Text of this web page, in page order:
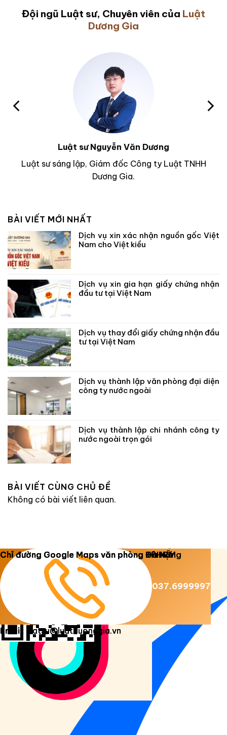
Đội ngũ Luật sư, Chuyên viên của Luật
Dương Gia
Luật sư Nguyễn Văn Dương
Luật sư sáng lập, Giám đốc Công ty Luật TNHH
Dương Gia.
BÀI VIẾT MỚI NHẤT
Dịch vụ xin xác nhận nguồn gốc Việt
Nam cho Việt kiều
Dịch vụ xin gia hạn giấy chứng nhận
đầu tư tại Việt Nam
Dịch vụ thay đổi giấy chứng nhận đầu
tư tại Việt Nam
Dịch vụ thành lập văn phòng đại diện
công ty nước ngoài
Dịch vụ thành lập chi nhánh công ty
nước ngoài trọn gói
BÀI VIẾT CÙNG CHỦ ĐỀ
Không có bài viết liên quan.
Copyright 2026 © Luật Dương Gia